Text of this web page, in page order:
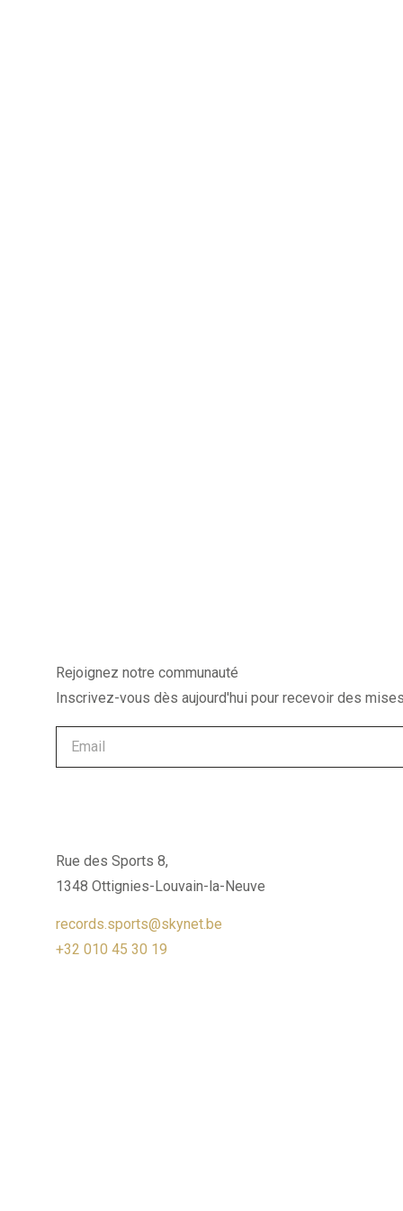
Rejoignez notre communauté
Inscrivez-vous dès aujourd'hui pour recevoir des
Rue des Sports 8,
1348 Ottignies-Louvain-la-Neuve
records.sports@skynet.be
+32 010 45 30 19